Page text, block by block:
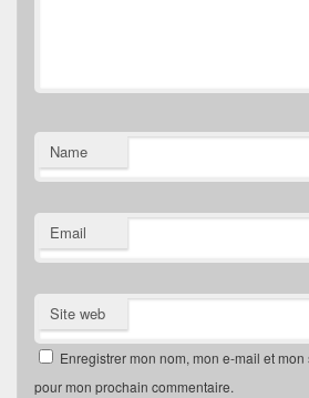
Name
Email
Site web
Enregistrer mon nom, mon e-mail et
pour mon prochain commentaire.